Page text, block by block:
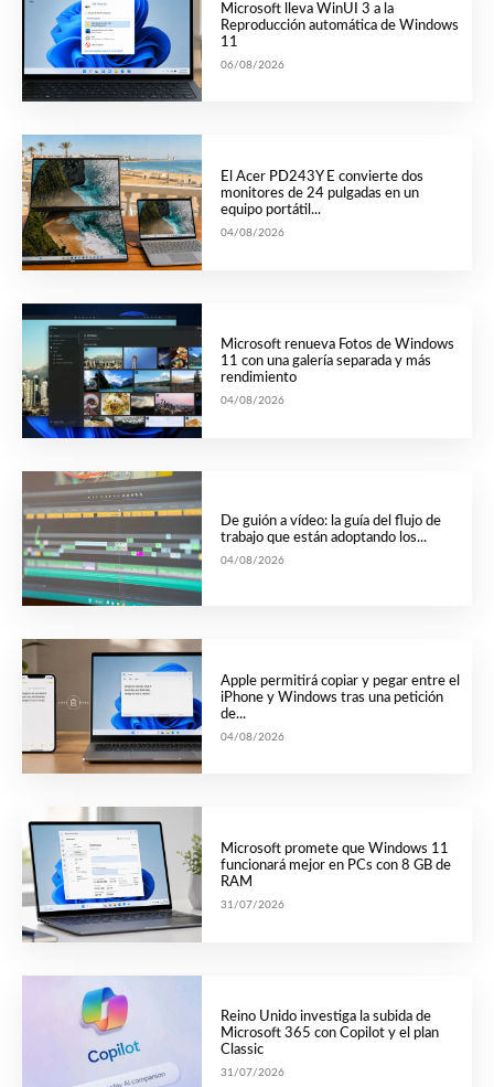
Microsoft lleva WinUI 3 a la
Reproducción automática de Windows
11
06/08/2026
El Acer PD243Y E convierte dos
monitores de 24 pulgadas en un
equipo portátil...
04/08/2026
Microsoft renueva Fotos de Windows
11 con una galería separada y más
rendimiento
04/08/2026
De guión a vídeo: la guía del flujo de
trabajo que están adoptando los...
04/08/2026
Apple permitirá copiar y pegar entre el
iPhone y Windows tras una petición
de...
04/08/2026
Microsoft promete que Windows 11
funcionará mejor en PCs con 8 GB de
RAM
31/07/2026
Reino Unido investiga la subida de
Microsoft 365 con Copilot y el plan
Classic
31/07/2026